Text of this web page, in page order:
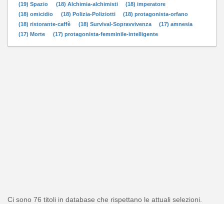
(19) Spazio
(18) Alchimia-alchimisti
(18) imperatore
(18) omicidio
(18) Polizia-Poliziotti
(18) protagonista-orfano
(18) ristorante-caffè
(18) Survival-Sopravvivenza
(17) amnesia
(17) Morte
(17) protagonista-femminile-intelligente
Ci sono 76 titoli in database che rispettano le attuali selezioni.